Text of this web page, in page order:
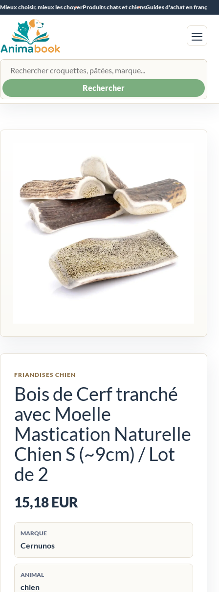
Mieux choisir, mieux les choyerProduits chats et chiensGuides d'achat en français
Rechercher un produit
Rechercher
Menu
FRIANDISES CHIEN
Bois de Cerf tranché
avec Moelle
Mastication Naturelle
Chien S (~9cm) / Lot
de 2
15,18 EUR
MARQUE
Cernunos
ANIMAL
chien